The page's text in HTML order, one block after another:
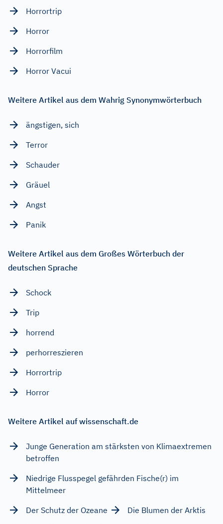
Horrortrip
Horror
Horrorfilm
Horror Vacui
Weitere Artikel aus dem Wahrig Synonymwörterbuch
ängstigen, sich
Terror
Schauder
Gräuel
Angst
Panik
Weitere Artikel aus dem Großes Wörterbuch der
deutschen Sprache
Schock
Trip
horrend
perhorreszieren
Horrortrip
Horror
Weitere Artikel auf wissenschaft.de
Junge Generation am stärksten von Klimaextremen
betroffen
Niedrige Flusspegel gefährden Fische(r) im
Mittelmeer
Der Schutz der Ozeane
Die Blumen der Arktis